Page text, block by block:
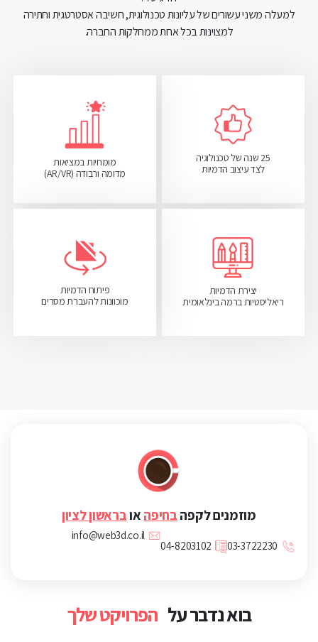
למעלה משני עשורים של עליונות טכנולוגית, חשיבה אסטרטגית וחתירה
למצוינות בכל אחת ממחלקות החברה.
25 שנה של טכנולוגיה
לצד עיצוב הדמיות
מומחיות במציאות
מדומה ורבודה (AR/VR)
יצירת הדמיות
ריאליסטיות ברמה בינלאומית
פיתוח הדמיות
מוכוונות להעברת מסרים
בוא נדבר על הפרויקט שלך
מוזמנים לקפה בחיפה אובראשון לציון
03-3722230
04-8203102
info@web3d.co.il